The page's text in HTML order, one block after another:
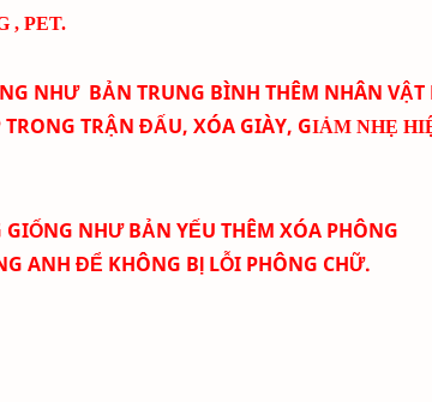
, PET.
NHƯ BẢN TRUNG BÌNH THÊM NHÂN VẬT
TRẬN ĐẤU, XÓA GIÀY, GIẢM NHẸ
GIỐNG NHƯ BẢN YẾU THÊM XÓA PHÔNG
ANH ĐỂ KHÔNG BỊ LỖI PHÔNG CHỮ.